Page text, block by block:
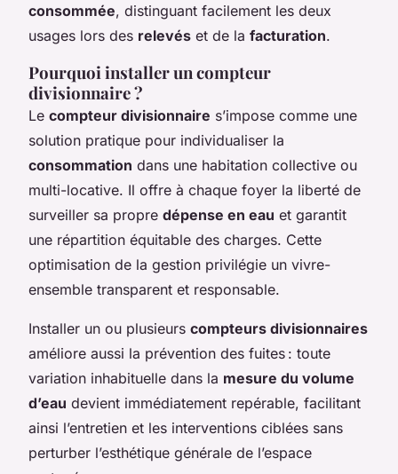
consommée, distinguant facilement les deux
usages lors des relevés et de la facturation.
Pourquoi installer un compteur
divisionnaire ?
Le compteur divisionnaire s’impose comme une
solution pratique pour individualiser la
consommation dans une habitation collective ou
multi-locative. Il offre à chaque foyer la liberté de
surveiller sa propre dépense en eau et garantit
une répartition équitable des charges. Cette
optimisation de la gestion privilégie un vivre-
ensemble transparent et responsable.
Installer un ou plusieurs compteurs divisionnaires
améliore aussi la prévention des fuites : toute
variation inhabituelle dans la mesure du volume
d’eau devient immédiatement repérable, facilitant
ainsi l’entretien et les interventions ciblées sans
perturber l’esthétique générale de l’espace